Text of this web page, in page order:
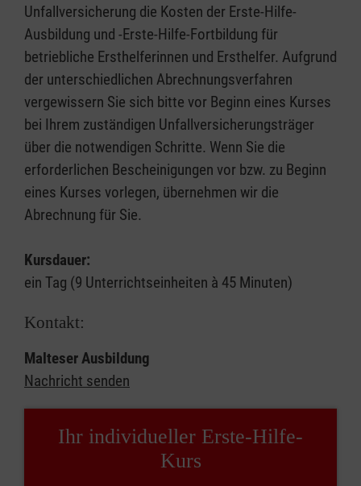
Unfallversicherung die Kosten der Erste-Hilfe-
Ausbildung und -Erste-Hilfe-Fortbildung für
betriebliche Ersthelferinnen und Ersthelfer. Aufgrund
der unterschiedlichen Abrechnungsverfahren
vergewissern Sie sich bitte vor Beginn eines Kurses
bei Ihrem zuständigen Unfallversicherungsträger
über die notwendigen Schritte. Wenn Sie die
erforderlichen Bescheinigungen vor bzw. zu Beginn
eines Kurses vorlegen, übernehmen wir die
Abrechnung für Sie.
Kursdauer:
ein Tag (9 Unterrichtseinheiten à 45 Minuten)
Kontakt:
Malteser Ausbildung
Nachricht senden
Ihr individueller Erste-Hilfe-
Kurs